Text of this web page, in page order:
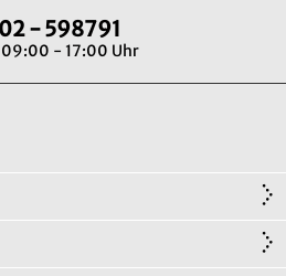
- 598791
- 17:00 Uhr